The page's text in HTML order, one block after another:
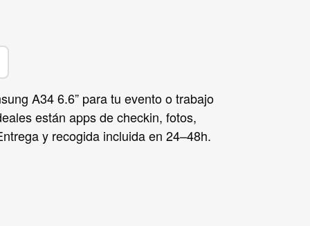
A34 6.6” para tu evento o trabajo
están apps de checkin, fotos,
y recogida incluida en 24–48h.